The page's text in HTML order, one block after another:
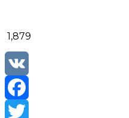
1,879
VK
Facebook